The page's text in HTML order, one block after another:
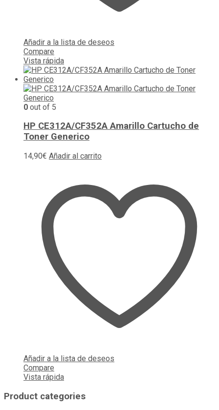
Añadir a la lista de deseos
Compare
Vista rápida
0 out of 5
HP CE312A/CF352A Amarillo Cartucho de
Toner Generico
14,90€ Añadir al carrito
Añadir a la lista de deseos
Compare
Vista rápida
Product categories